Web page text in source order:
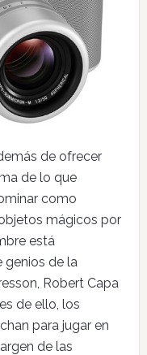
de ofrecer
de lo que
como
mágicos por
está
genios de la
Robert Capa
de ello, los
para jugar en
de las